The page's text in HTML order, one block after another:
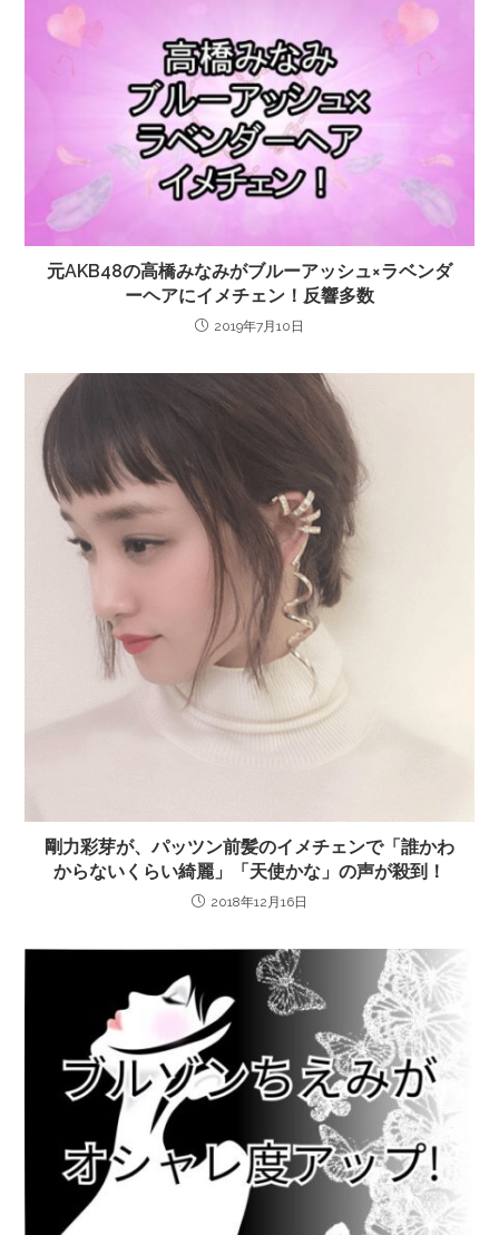
元AKB48の高橋みなみがブルーアッシュ×ラベンダ
ーヘアにイメチェン！反響多数
2019年7月10日
剛力彩芽が、パッツン前髪のイメチェンで「誰かわ
からないくらい綺麗」「天使かな」の声が殺到！
2018年12月16日